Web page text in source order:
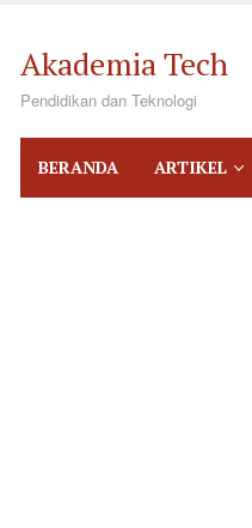
konten
Akademia Tech
Pendidikan dan Teknologi
BERANDA ARTIKEL